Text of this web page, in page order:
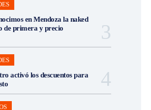
en Mendoza la naked
de primera y precio
activó los descuentos para